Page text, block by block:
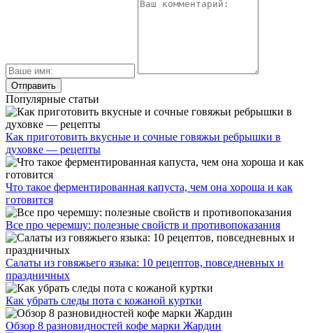
Популярные статьи
Как приготовить вкусные и сочные говяжьи ребрышки в
духовке — рецепты
Что такое ферментированная капуста, чем она хороша и как
готовится
Все про черемшу: полезные свойств и противопоказания
Салаты из говяжьего языка: 10 рецептов, повседневных и
праздничных
Как убрать следы пота с кожаной куртки
Обзор 8 разновидностей кофе марки Жардин